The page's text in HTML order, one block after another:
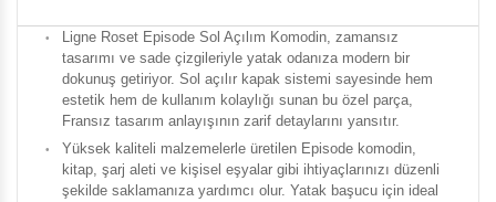
Ligne Roset Episode Sol Açılım Komodin, zamansız
tasarımı ve sade çizgileriyle yatak odanıza modern bir
dokunuş getiriyor. Sol açılır kapak sistemi sayesinde hem
estetik hem de kullanım kolaylığı sunan bu özel parça,
Fransız tasarım anlayışının zarif detaylarını yansıtır.
Yüksek kaliteli malzemelerle üretilen Episode komodin,
kitap, şarj aleti ve kişisel eşyalar gibi ihtiyaçlarınızı düzenli
şekilde saklamanıza yardımcı olur. Yatak başucu için ideal